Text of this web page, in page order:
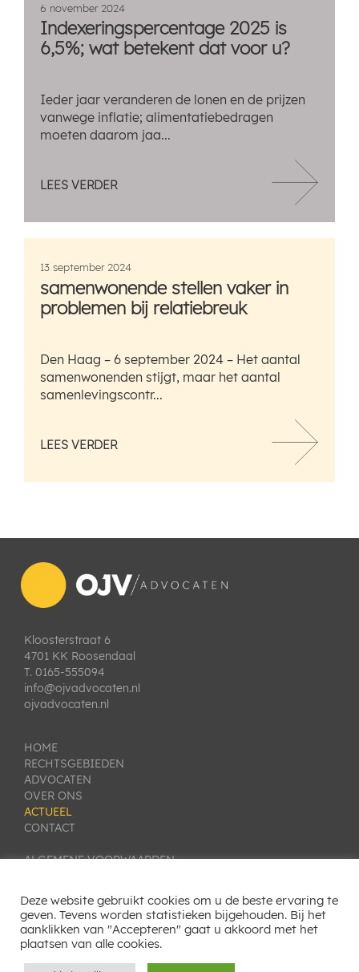
6 november 2024
Indexeringspercentage 2025 is
6,5%; wat betekent dat voor u?
Ieder jaar veranderen de lonen en de prijzen
vanwege inflatie; alimentatiebedragen
moeten daarom jaa...
LEES VERDER
13 september 2024
samenwonende stellen vaker in
problemen bij relatiebreuk
Den Haag – 6 september 2024 – Het aantal
samenwonenden stijgt, maar het aantal
samenlevingscontr...
LEES VERDER
Kloosterstraat 6
4701 KK Roosendaal
T. 0165-555094
info@ojvadvocaten.nl
ojvadvocaten.nl
HOME
RECHTSGEBIEDEN
ADVOCATEN
OVER ONS
ACTUEEL
CONTACT
ALGEMENE VOORWAARDEN
COOKIE INSTELLINGEN
SITEMAP
Deze website gebruikt cookies om u de beste ervaring te
geven. Tevens worden statistieken bijgehouden. Bij het
aanklikken van "Accepteren" gaat u akkoord met het
plaatsen van alle cookies.